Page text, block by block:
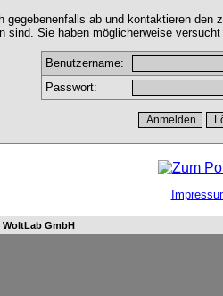
ab und kontaktieren den
Sie haben möglicherweise
Benutzername:
Passwort:
WoltLab GmbH